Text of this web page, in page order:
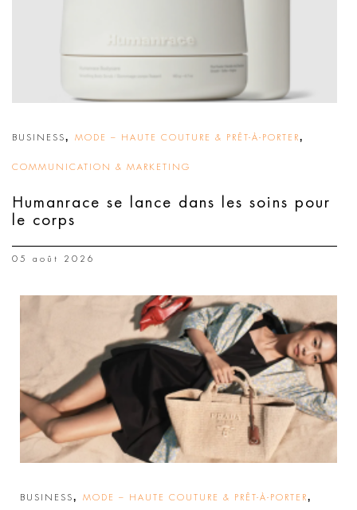
BUSINESS, MODE – HAUTE COUTURE & PRÊT-À-PORTER,
COMMUNICATION & MARKETING
Humanrace se lance dans les soins pour
le corps
05 août 2026
BUSINESS, MODE – HAUTE COUTURE & PRÊT-À-PORTER,